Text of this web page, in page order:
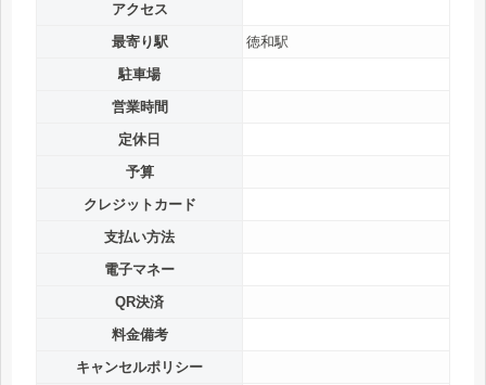
アクセス
最寄り駅
徳和駅
駐車場
営業時間
定休日
予算
クレジットカード
支払い方法
電子マネー
QR決済
料金備考
キャンセルポリシー